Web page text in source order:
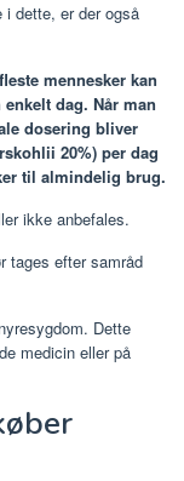
i dette, er der også
mennesker kan
dag. Når man
dosering bliver
20%) per dag
til almindelig brug.
ikke anbefales.
tages efter samråd
Dette
medicin eller på